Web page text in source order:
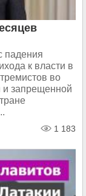
падения
к власти в
во
и запрещенной
1 183